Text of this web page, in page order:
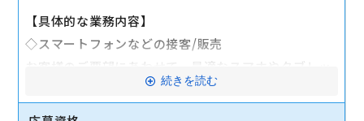
【具体的な業務内容】
◇スマートフォンなどの接客/販売
お客様のご要望にあわせて、最適なスマホやタブレッ
ト、料金プランなどをご提案します。
◇その他、各種商品・サービスのご案内
続きを読む